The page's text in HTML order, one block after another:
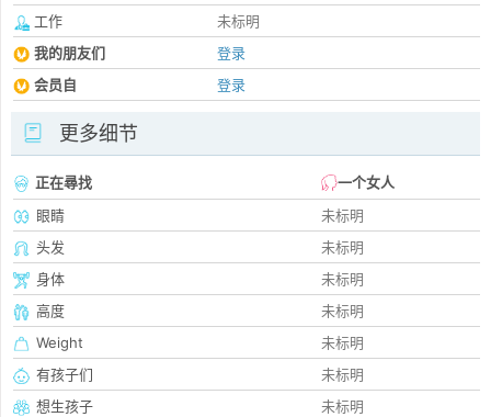
工作
未标明
我的朋友们
登录
会员自
登录
更多细节
正在尋找
一个女人
眼睛
未标明
头发
未标明
身体
未标明
高度
未标明
Weight
未标明
有孩子们
未标明
想生孩子
未标明